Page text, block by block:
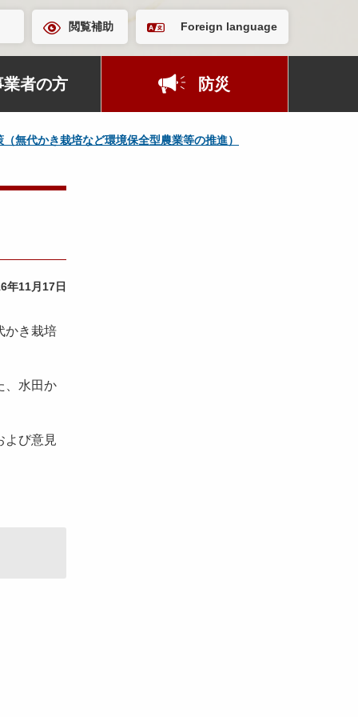
閲覧補助 Foreign language
業者の方 防災
（無代かき栽培など環境保全型農業等の推進）
年11月17日
かき栽培
、水田か
よび意見